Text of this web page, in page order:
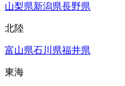
山梨県新潟県長野県
北陸
富山県石川県福井県
東海